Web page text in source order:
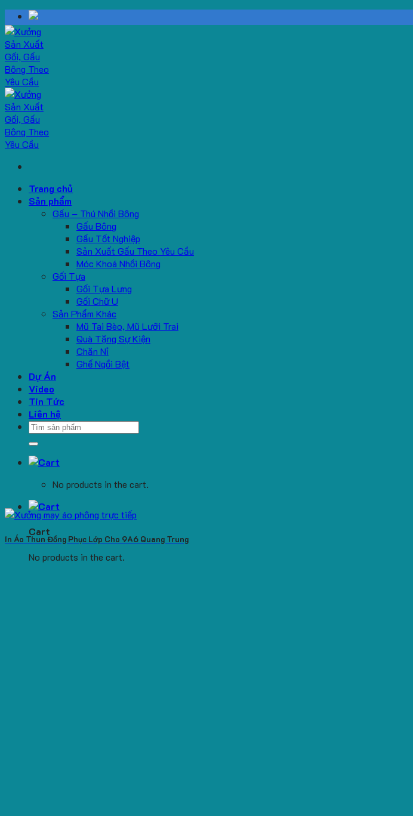
Skip
to
content
Trang chủ
Sản phẩm
Gấu – Thú Nhồi Bông
Gấu Bông
Gấu Tốt Nghiệp
Sản Xuất Gấu Theo Yêu Cầu
Móc Khoá Nhồi Bông
Gối Tựa
Gối Tựa Lưng
Gối Chữ U
Sản Phẩm Khác
Mũ Tai Bèo, Mũ Lưỡi Trai
Quà Tặng Sự Kiện
Chăn Nỉ
Ghế Ngồi Bệt
Dự Án
Video
Tin Tức
Liên hệ
Search
No products in the cart.
Cart
No products in the cart.
In Áo Thun Đồng Phục Lớp Cho 9A6 Quang Trung